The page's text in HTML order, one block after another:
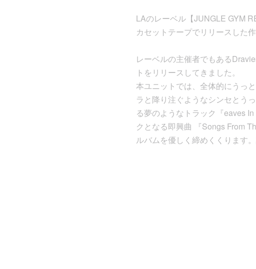
LAのレーベル【JUNGLE GYM
カセットテープでリリースした作
レーベルの主催者でもある
トをリリースしてきました。
本ユニットでは、全体的にうっ
ラと降り注ぐようなシンセとう
る夢のようなトラック『eaves
クとなる即興曲 『Songs From
ルバムを優しく締めくくります